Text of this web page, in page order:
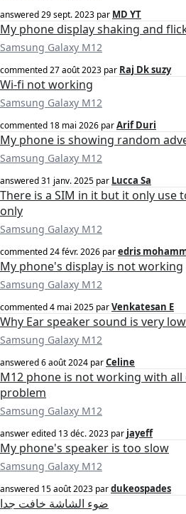
answered29 sept. 2023 par MD YT
My phone display shaking and
Samsung Galaxy M12
commented27 août 2023 par Raj Dk suzy
Wi-fi not working
Samsung Galaxy M12
commented 18 mai 2026 parArif Duri
My phone is showing random
Samsung Galaxy M12
answered31 janv. 2025 par Lucca Sa
There is a SIM in it but it only use
only
Samsung Galaxy M12
commented24 févr. 2026 paredris
My phone's display is not working
Samsung Galaxy M12
commented4 mai 2025 parVenkatesan E
Why Ear speaker sound is very
Samsung Galaxy M12
answered6 août 2024 parCeline
M12 phone is not working with
problem
Samsung Galaxy M12
answer edited 13 déc. 2023 par jayeff
My phone's speaker is too slow
Samsung Galaxy M12
answered 15 août 2023 pardukeospades
ضوء الشاشة خافت جدا